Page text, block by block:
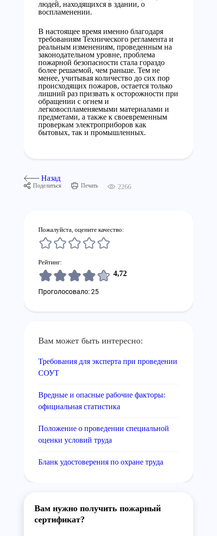
людей, находящихся в здании, о
воспламенении.
В настоящее время именно благодаря
требованиям Технического регламента и
реальным изменениям, проведенным на
законодательном уровне, проблема
пожарной безопасности стала гораздо
более решаемой, чем раньше. Тем не
менее, учитывая количество до сих пор
происходящих пожаров, остается только
лишний раз призвать к осторожности при
обращении с огнем и
легковоспламеняемыми материалами и
предметами, а также к своевременным
проверкам электроприборов как
бытовых, так и промышленных.
Назад
Поделиться Печать 2266
Пожалуйста, оцените качество:
Рейтинг:
4,72
Проголосовало: 25
Вам может быть интересно:
Требования для эксперта при проведении
СОУТ
Вредные и опасные рабочие факторы:
официальная статистика
Положение о проведении специальной
оценки условий труда
Бланк удостоверения по охране труда
Вам нужно получить пожарный
сертификат?